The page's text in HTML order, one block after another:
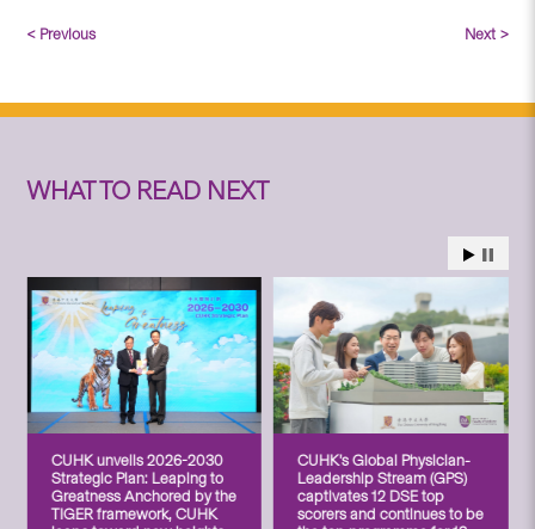
< Previous Next >
WHAT TO READ NEXT
CUHK unveils 2026-2030
Strategic Plan: Leaping to
Greatness Anchored by the
TIGER framework, CUHK
CUHK’s Global Physician-
Leadership Stream (GPS)
captivates 12 DSE top
scorers and continues to be